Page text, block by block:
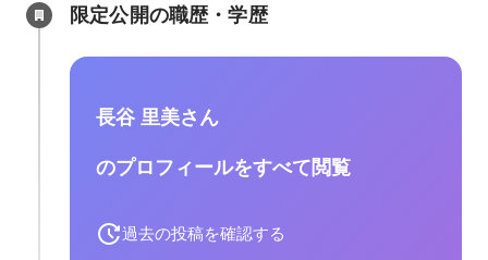
限定公開の職歴・学歴
長谷 里美さん
のプロフィールをすべて閲覧
過去の投稿を確認する